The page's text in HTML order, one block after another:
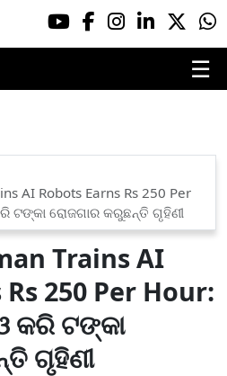
☰
AI Robots Earns Rs 250 Per
ଟଙ୍କା ରୋଜଗାର କରୁଛନ୍ତି ଗୃହିଣୀ
Trains AI
250 Per Hour:
କରି ଟଙ୍କା
ଗୃହିଣୀ